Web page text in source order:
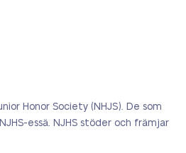
Honor Society (NHJS). De som
essä. NJHS stöder och främjar